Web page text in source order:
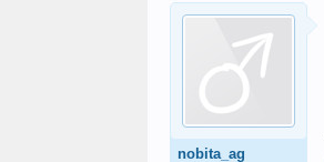
nobita_ag